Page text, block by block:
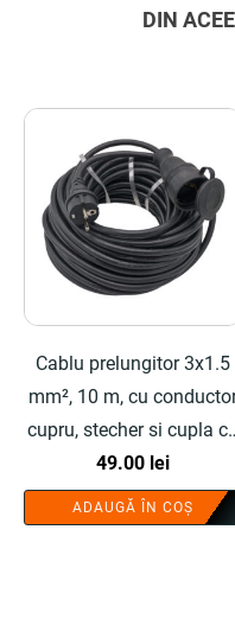
DIN
Cablu prelungitor 3x1.5
mm², 10 m, cu
cupru, stecher si cupla
protectie - COBI SMART®
49.00 lei
ADAUGĂ ÎN COȘ